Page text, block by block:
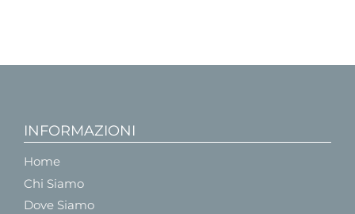
INFORMAZIONI
Home
Chi Siamo
Dove Siamo